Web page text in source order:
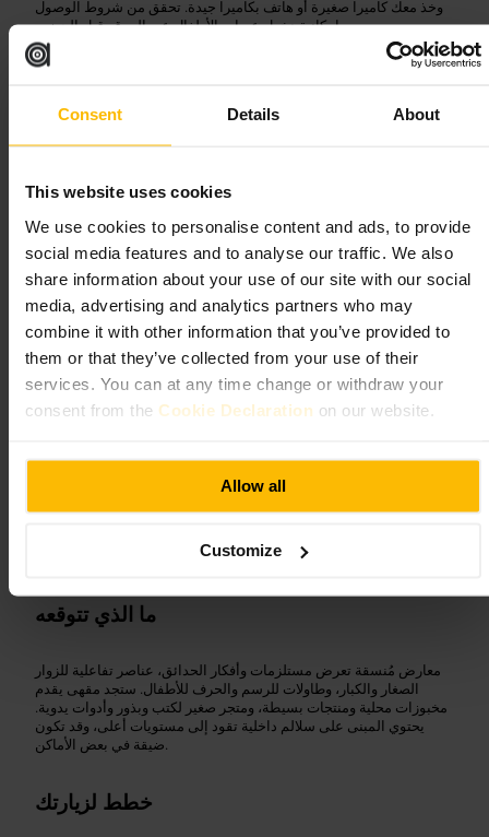
Consent Details About
This website uses cookies
We use cookies to personalise content and ads, to provide
social media features and to analyse our traffic. We also
share information about your use of our site with our social
media, advertising and analytics partners who may
combine it with other information that you’ve provided to
them or that they’ve collected from your use of their
services. You can at any time change or withdraw your
consent from the Cookie Declaration on our website.
Allow all
Customize
وخذ معك كاميرا صغيرة أو هاتف بكاميرا جيدة. تحقق من شروط الوصول
وإمكانية دخول عربات الأطفال عبر الموقع قبل الحضور.
٤٫٣
٣٫٥
الصورة /Tom Higson
“متحف حديقة لندن: تاريخ الحدائق في مكان
واحد”
ما الذي تتوقعه
معارض مُنسقة تعرض مستلزمات وأفكار الحدائق، عناصر تفاعلية للزوار
الصغار والكبار، وطاولات للرسم والحرف للأطفال. ستجد مقهى يقدم
مخبوزات محلية ومنتجات بسيطة، ومتجر صغير لكتب وبذور وأدوات يدوية.
يحتوي المبنى على سلالم داخلية تقود إلى مستويات أعلى، وقد تكون
ضيقة في بعض الأماكن.
خطط لزيارتك